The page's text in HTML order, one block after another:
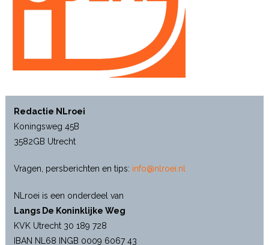
Redactie NLroei
Koningsweg 45B
3582GB Utrecht
Vragen, persberichten en tips: info@nlroei.nl
NLroei is een onderdeel van
Langs De Koninklijke Weg
KVK Utrecht 30 189 728
IBAN NL68 INGB 0009 6067 43